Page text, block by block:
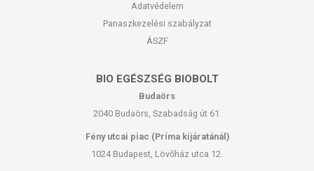
Adatvédelem
Panaszkezelési szabályzat
ÁSZF
BIO EGÉSZSÉG BIOBOLT
Budaörs
2040 Budaörs, Szabadság út 61.
Fény utcai piac (Príma kijáratánál)
1024 Budapest, Lövőház utca 12.